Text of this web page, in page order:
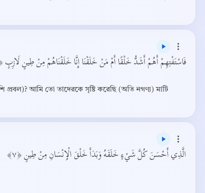
فَاسْتَفْتِهِمْ أَهُمْ أَشَدُّ خَلْقًا أَمْ مَنْ خَلَقْنَا إِنَّا خَلَقْنَاهُمْ مِنْ طِينٍ لَازِبٍ
প্রবল)? আমি তো তাদেরকে সৃষ্টি করেছি (অতি নগণ্য) মাটি
الَّذِي أَحْسَنَ كُلَّ شَيْءٍ خَلَقَهُ وَبَدَأَ خَلْقَ الْإِنْسَانِ مِنْ طِينٍ ﴿٧﴾